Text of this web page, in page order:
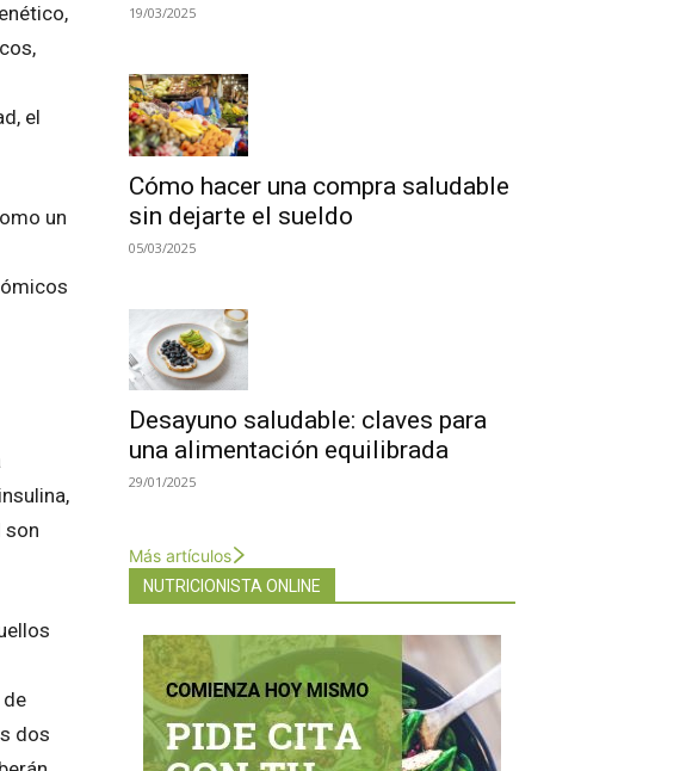
el
un
son
dos
19/03/2025
Cómo hacer una compra saludable
sin dejarte el sueldo
05/03/2025
Desayuno saludable: claves para
una alimentación equilibrada
29/01/2025
Más artículos
NUTRICIONISTA ONLINE